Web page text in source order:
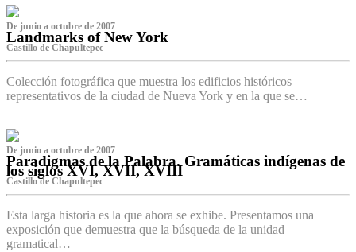
De junio a octubre de 2007
Landmarks of New York
Castillo de Chapultepec
Colección fotográfica que muestra los edificios históricos
representativos de la ciudad de Nueva York y en la que se…
De junio a octubre de 2007
Paradigmas de la Palabra. Gramáticas indígenas de
los siglos XVI, XVII, XVIII
Castillo de Chapultepec
Esta larga historia es la que ahora se exhibe. Presentamos una
exposición que demuestra que la búsqueda de la unidad
gramatical…